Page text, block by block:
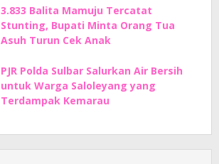
3.833 Balita Mamuju Tercatat
Stunting, Bupati Minta Orang Tua
Asuh Turun Cek Anak
PJR Polda Sulbar Salurkan Air Bersih
untuk Warga Saloleyang yang
Terdampak Kemarau